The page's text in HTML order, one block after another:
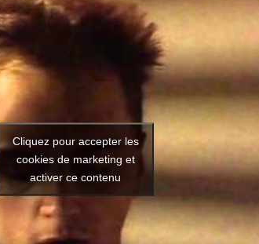
Cliquez pour accepter les
cookies de marketing et
activer ce contenu